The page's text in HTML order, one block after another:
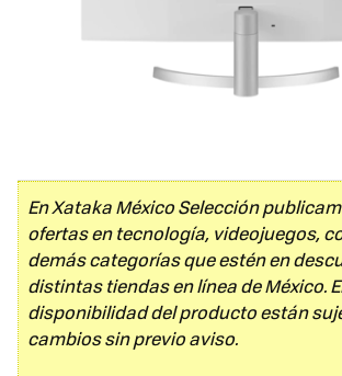
En Xataka México Selección
ofertas en tecnología, videojuegos,
demás categorías que estén en
distintas tiendas en línea de México.
disponibilidad del producto están
cambios sin previo aviso.